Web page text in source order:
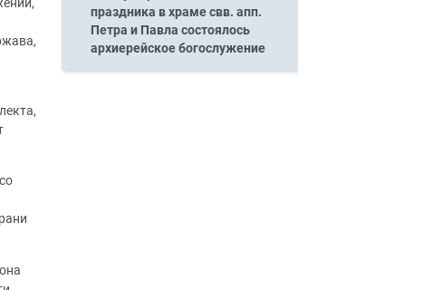
праздника в храме свв. апп.
Петра и Павла состоялось
архиерейское богослужение